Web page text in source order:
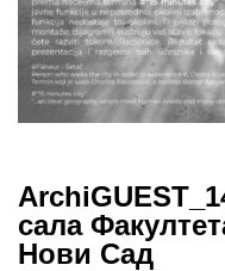
сала
Нови Сад